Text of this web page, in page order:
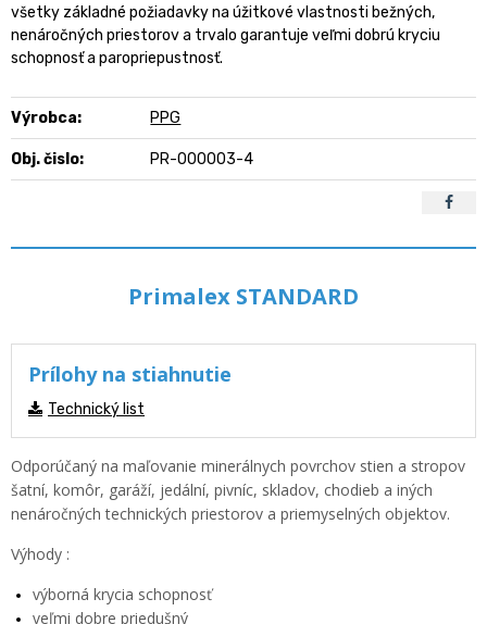
všetky základné požiadavky na úžitkové vlastnosti bežných,
nenáročných priestorov a trvalo garantuje veľmi dobrú kryciu
schopnosť a paropriepustnosť.
Výrobca: PPG
Obj. čislo: PR-000003-4
Primalex STANDARD
Prílohy na stiahnutie
Technický list
Odporúčaný na maľovanie minerálnych povrchov stien a stropov
šatní, komôr, garáží, jedální, pivníc, skladov, chodieb a iných
nenáročných technických priestorov a priemyselných objektov.
Výhody :
výborná krycia schopnosť
veľmi dobre priedušný